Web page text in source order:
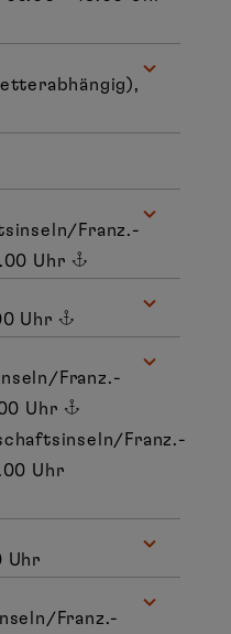
Franz.-
Uhr
Uhr
Franz.-
Uhr
Franz.-
Uhr
Uhr
Franz.-